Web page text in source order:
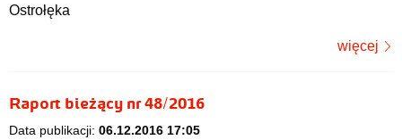
Ostrołęka
więcej
Raport bieżący nr 48/2016
Data publikacji: 06.12.2016 17:05